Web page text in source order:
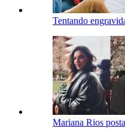
Tentando
Mariana Rios